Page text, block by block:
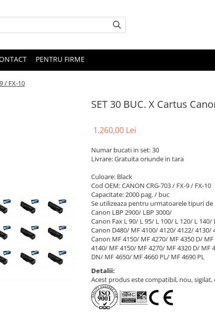
PENTRU FIRME
/ FX-10
SET 30 BUC. X Cartus
1.260,00 Lei
Numar bucati in set: 30
Livrare: Gratuita oriunde in tara
Culoare: Black
Cod OEM: CANON CRG-703 / FX-9 / FX-10
Capacitate: 2000 pag. / buc
Se utilizeaza pentru urmatoarele tipuri
Canon LBP 2900/ LBP 3000/
Canon Fax L 90/ L 95/ L 100/ L 120/ L 140/
Canon D480/ MF 4100/ 4120/ 4122/ 4130/
Canon MF 4150/ MF 4270/ MF 4350 D/
4140/ MF 4150/ MF 4270/ MF 4320 D/ MF
DN/ MF 4650/ MF 4660 PL/ MF 4690 PL
Detalii:
Acest produs este compatibil, nou, sigilat,